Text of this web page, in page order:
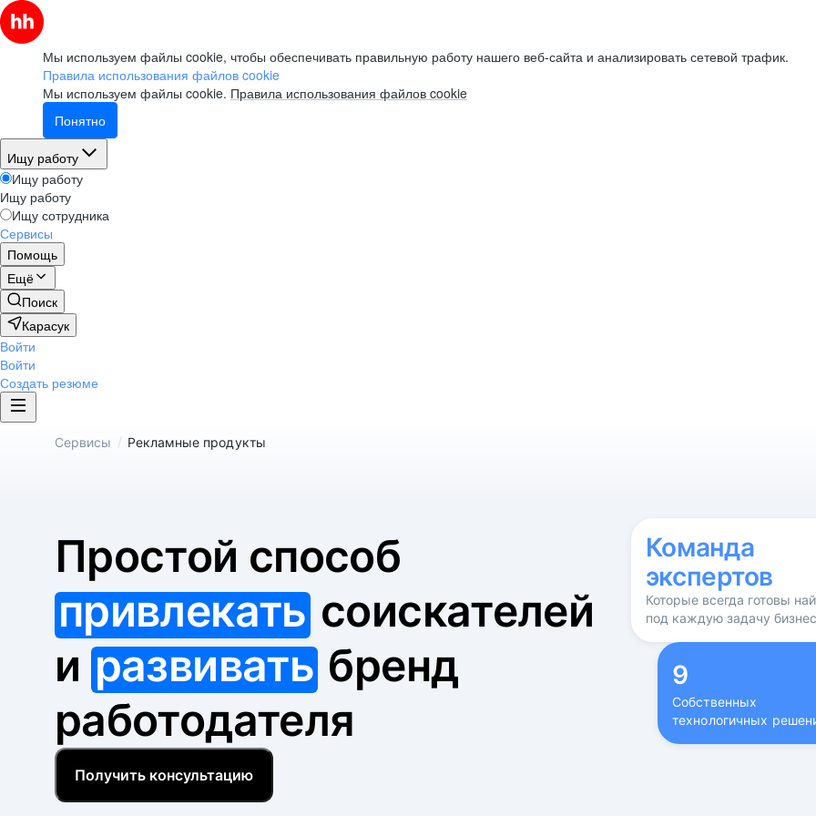
Мы используем файлы cookie, чтобы обеспечивать правильную работу нашего веб-сайта и анализировать сетевой трафик.
Правила использования файлов cookie
Мы используем файлы cookie. Правила использования файлов cookie
Понятно
Ищу работу
Ищу работу
Ищу работу
Ищу сотрудника
Сервисы
Помощь
Ещё
Поиск
Карасук
Войти
Войти
Создать резюме
Сервисы / Рекламные продукты
Простой способ
привлекатьсоискателей
и развивать бренд
работодателя
Получить консультацию
Команда
экспертов
Которые всегда готовы
под каждую задачу
9
Собственных
технологичных